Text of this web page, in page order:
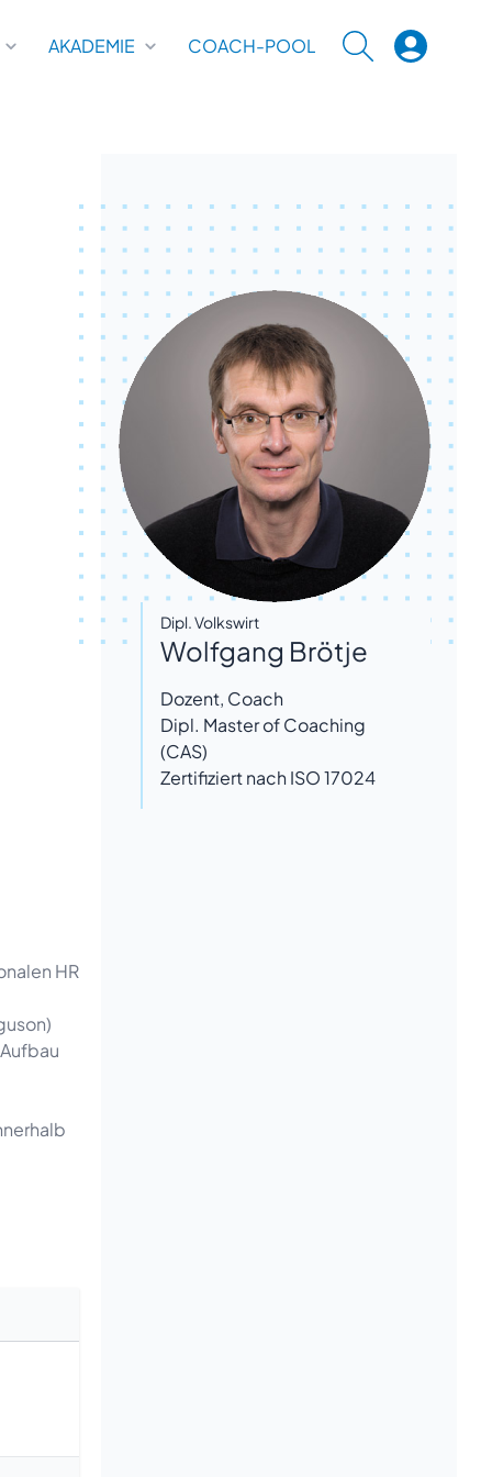
AKADEMIE COACH-POOL SUCHE
Dipl. Volkswirt
Wolfgang Brötje
Dozent, Coach
Dipl. Master of Coaching
(CAS)
Zertifiziert nach ISO 17024
HR